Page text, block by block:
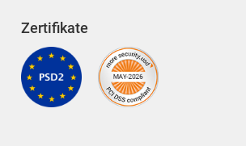
Zertifikate